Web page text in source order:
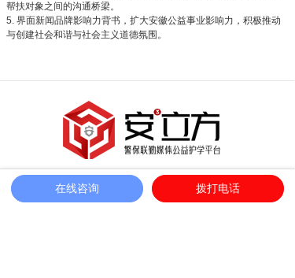
帮扶对象之间的沟通桥梁。
5. 界面新闻品牌影响力背书，扩大安徽公益事业影响力，积极推动
与创建社会和谐与社会主义道德氛围。
联系电话：400-8586-110
安立方护学 加入志愿者 护学网点
在线咨询 拨打电话